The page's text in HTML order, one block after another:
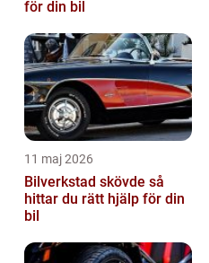
för din bil
11 maj 2026
Bilverkstad skövde så
hittar du rätt hjälp för din
bil